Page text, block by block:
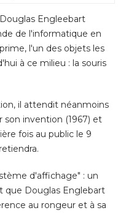
Engleebart
de l'informatique en
l'un des objets les
à ce milieu : la souris
il attendit néanmoins
son invention (1967) et
fois au public le 9
d'affichage" : un
que Douglas Englebart
au rongeur et à sa